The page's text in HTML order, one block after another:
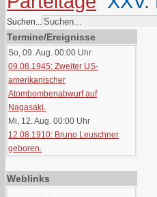
Suchen...
Termine/Ereignisse
So, 09. Aug. 00:00 Uhr
09.08.1945: Zweiter US-
amerikanischer
Atombombenabwurf auf
Nagasaki.
Mi, 12. Aug. 00:00 Uhr
12.08.1910: Bruno Leuschner
geboren.
Weblinks